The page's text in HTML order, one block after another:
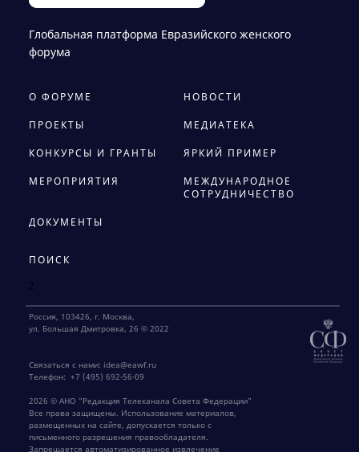
Глобальная платформа Евразийского женского
форума
О ФОРУМЕ НОВОСТИ
ПРОЕКТЫ МЕДИАТЕКА
КОНКУРСЫ И ГРАНТЫ ЯРКИЙ ПРИМЕР
МЕРОПРИЯТИЯ
МЕЖДУНАРОДНОЕ
СОТРУДНИЧЕСТВО
ДОКУМЕНТЫ
ПОИСК
2
2026 © АНО "Редакция Телеканала Совета Федерации"
Все права защищены. Использование материалов,
размещенных на сайте, допускается только с
письменного разрешения правообладателя.
Запрещается автоматизированное извлечение
Россия, 103426, г. Москва,
ул. Большая Дмитровка, 26 © 2022
Связаться с нами: idea@eawf.ru
Телефон: +7 (495) 692-56-09